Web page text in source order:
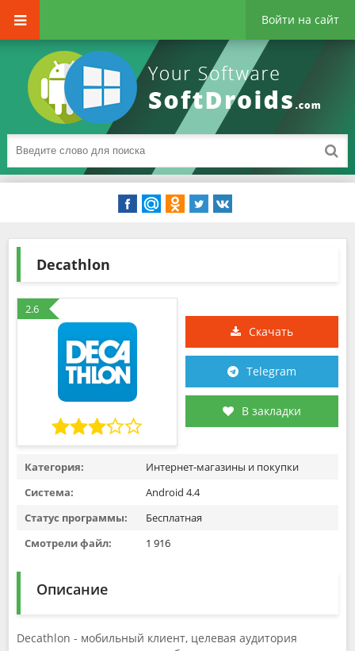
Войти на сайт
Decathlon
2.6
Скачать
Telegram
В закладки
Категория:
Интернет-магазины и покупки
Система:
Android 4.4
Статус программы:
Бесплатная
Смотрели файл:
1 916
Описание
Decathlon - мобильный клиент, целевая аудитория